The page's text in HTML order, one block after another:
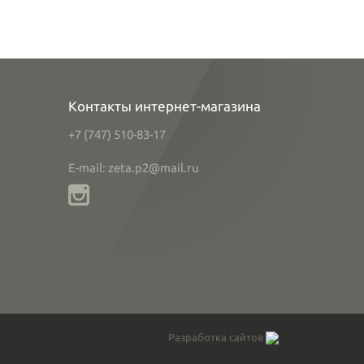
Контакты интернет-магазина
+7 (747) 510-83-17
E-mail: zeta.p2@mail.ru
Разработка сайтов